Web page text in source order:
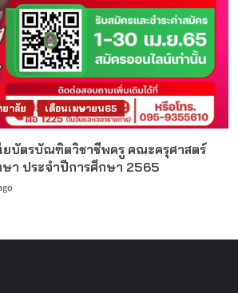
าลัย เดือนเมษายน65
ยบัตรบัณฑิตวิชาชีพครู คณะครุศาสตร์
า ประจำปีการศึกษา 2565